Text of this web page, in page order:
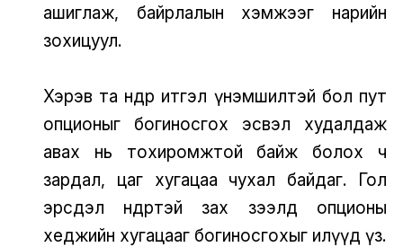
ашиглаж, байрлалын хэмжээг нарийн
зохицуул.
Хэрэв та өндөр итгэл үнэмшилтэй бол пут
опционыг богиносгох эсвэл худалдаж
авах нь тохиромжтой байж болох ч
зардал, цаг хугацаа чухал байдаг. Гол
эрсдэл өндөртэй зах зээлд опционы
хеджийн хугацааг богиносгохыг илүүд үз.